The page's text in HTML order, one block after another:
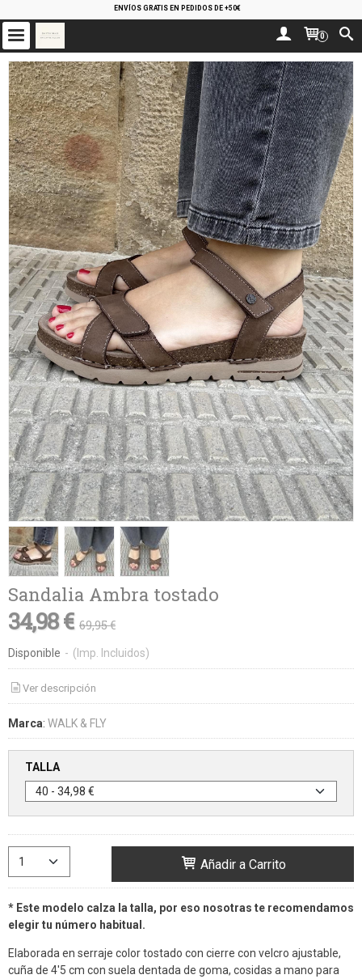
ENVÍOS GRATIS EN PEDIDOS DE +50€
0
Sandalia Ambra tostado
34,98 € 69,95 €
Disponible - (Imp. Incluidos)
Ver descripción
Marca: WALK & FLY
TALLA
Añadir a Carrito
* Este modelo calza la talla, por eso nosotras te recomendamos
elegir tu número habitual.
Elaborada en serraje color tostado con cierre con velcro ajustable,
cuña de 4'5 cm con suela dentada de goma, cosidas a mano para